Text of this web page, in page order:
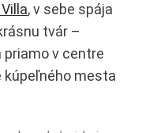
, v sebe spája
tvár –
priamo v centre
kúpeľného mesta